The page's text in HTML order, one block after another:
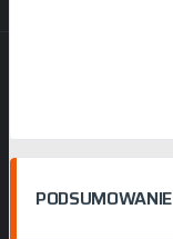
PODSUMOWANIE